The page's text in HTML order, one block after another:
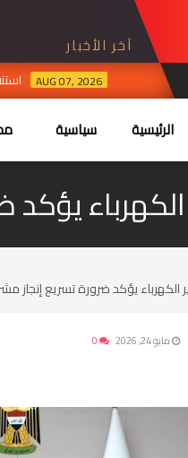
آخر الأخبار
AUG 07, 2026
الرئيسية سياسية
الكهرباء
الكهرباء يؤكد ضرورة تسريع إنجاز
مايو 24, 2026